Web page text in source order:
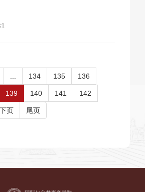
134 135 136
139 140 141 142
下页 尾页